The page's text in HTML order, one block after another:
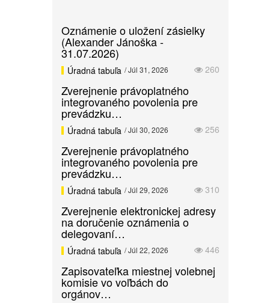
Oznámenie o uložení zásielky
(Alexander Jánoška -
31.07.2026)
260
Úradná tabuľa / Júl 31, 2026
Zverejnenie právoplatného
integrovaného povolenia pre
prevádzku…
256
Úradná tabuľa / Júl 30, 2026
Zverejnenie právoplatného
integrovaného povolenia pre
prevádzku…
310
Úradná tabuľa / Júl 29, 2026
Zverejnenie elektronickej adresy
na doručenie oznámenia o
delegovaní…
446
Úradná tabuľa / Júl 22, 2026
Zapisovateľka miestnej volebnej
komisie vo voľbách do
orgánov…